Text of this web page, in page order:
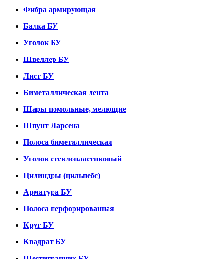
Фибра армирующая
Балка БУ
Уголок БУ
Швеллер БУ
Лист БУ
Биметаллическая лента
Шары помольные, мелющие
Шпунт Ларсена
Полоса биметаллическая
Уголок стеклопластиковый
Цилиндры (цильпебс)
Арматура БУ
Полоса перфорированная
Круг БУ
Квадрат БУ